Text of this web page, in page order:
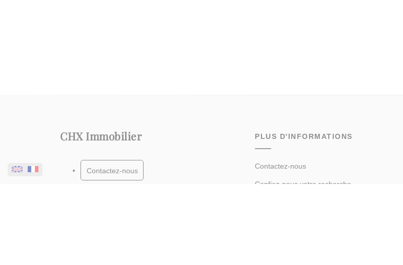
CHX Immobilier
Contactez-nous
PLUS D'INFORMATIONS
Contactez-nous
Confiez-nous votre recherche